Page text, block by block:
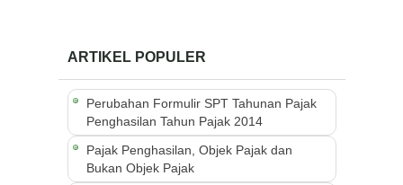
ARTIKEL POPULER
Perubahan Formulir SPT Tahunan Pajak
Penghasilan Tahun Pajak 2014
Pajak Penghasilan, Objek Pajak dan
Bukan Objek Pajak